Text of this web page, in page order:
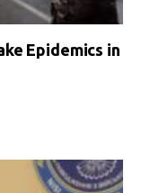
Epidemics in